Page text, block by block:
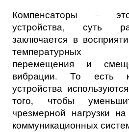
Компенсаторы –
устройства, суть
заключается в
температурных
перемещения и
вибрации. То есть
устройства используются
того, чтобы
чрезмерной нагрузки
коммуникационных